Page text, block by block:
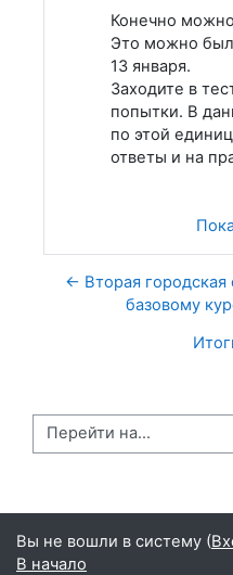
Конечно
Это можно
13 января.
Заходите в
попытки. В
по этой
ответы и на
← Вторая
базовому
Перейти на...
Вы не вошли в систему (
В начало